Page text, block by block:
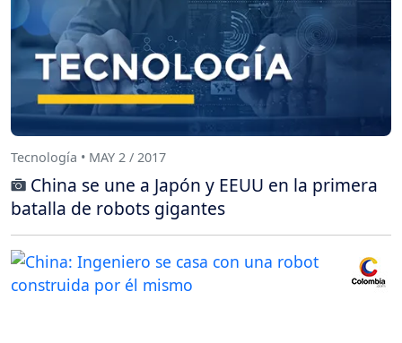
Tecnología • MAY 2 / 2017
China se une a Japón y EEUU en la primera
batalla de robots gigantes